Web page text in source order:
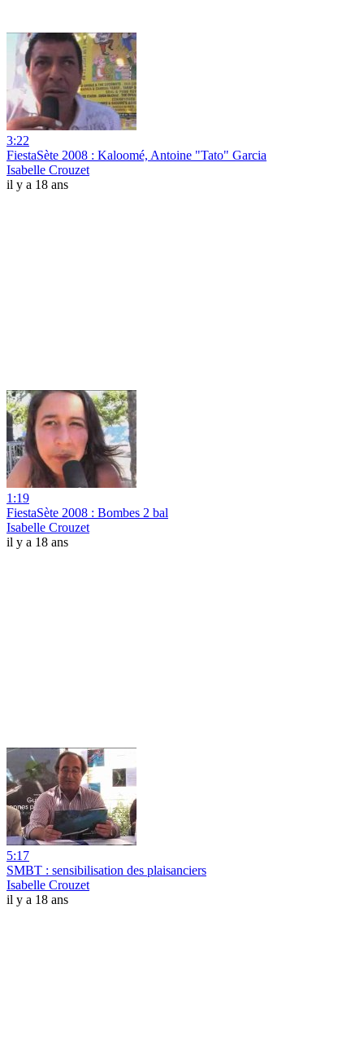
3:22
FiestaSète 2008 : Kaloomé, Antoine "Tato" Garcia
Isabelle Crouzet
il y a 18 ans
1:19
FiestaSète 2008 : Bombes 2 bal
Isabelle Crouzet
il y a 18 ans
5:17
SMBT : sensibilisation des plaisanciers
Isabelle Crouzet
il y a 18 ans